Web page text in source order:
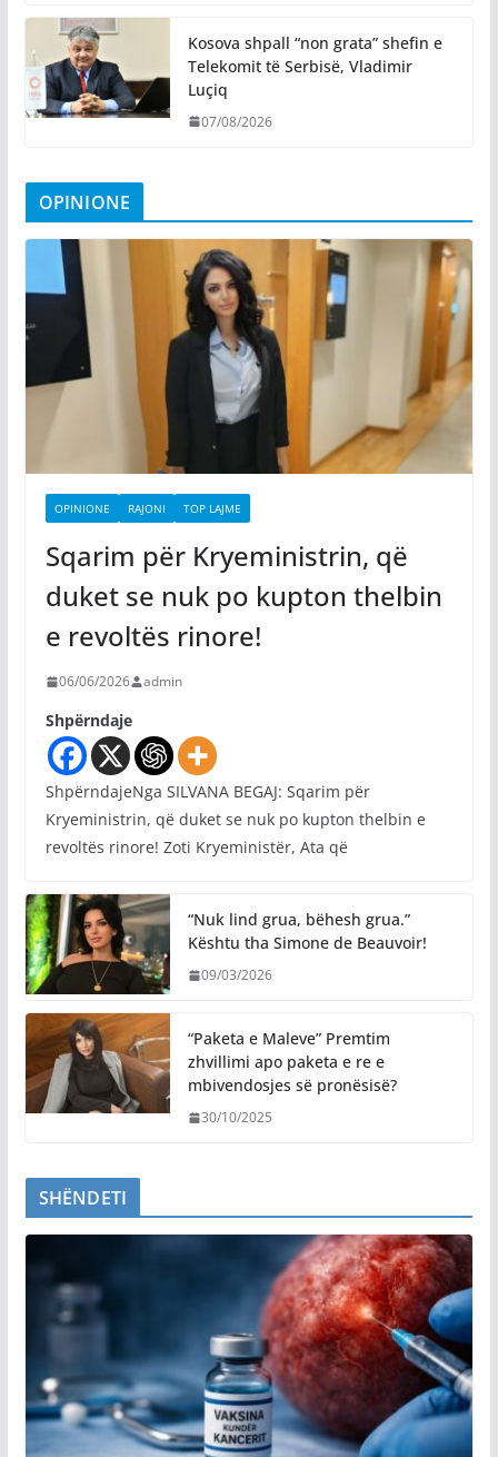
Kosova shpall “non grata” shefin e
Telekomit të Serbisë, Vladimir
Luçiq
07/08/2026
OPINIONE
OPINIONE RAJONI TOP LAJME
Sqarim për Kryeministrin, që
duket se nuk po kupton thelbin
e revoltës rinore!
06/06/2026 admin
Shpërndaje
ShpërndajeNga SILVANA BEGAJ: Sqarim për
Kryeministrin, që duket se nuk po kupton thelbin e
revoltës rinore! Zoti Kryeministër, Ata që
“Nuk lind grua, bëhesh grua.”
Kështu tha Simone de Beauvoir!
09/03/2026
“Paketa e Maleve” Premtim
zhvillimi apo paketa e re e
mbivendosjes së pronësisë?
30/10/2025
SHËNDETI